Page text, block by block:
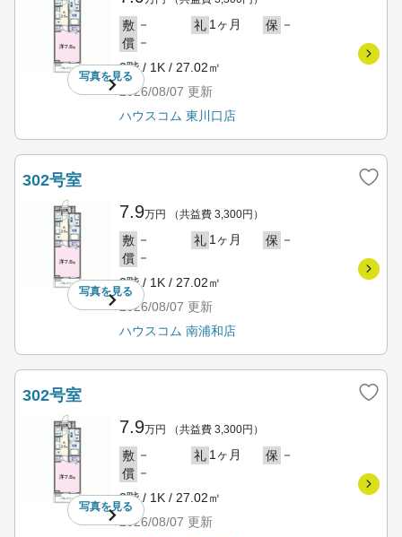
写真を見る
敷 － 礼 1ヶ月 保 －
償 －
3階 / 1K / 27.02㎡
2026/08/07 更新
ハウスコム 東川口店
302号室
写真を見る
7.9万円 （共益費 3,300円）
敷 － 礼 1ヶ月 保 －
償 －
3階 / 1K / 27.02㎡
2026/08/07 更新
ハウスコム 南浦和店
302号室
写真を見る
7.9万円 （共益費 3,300円）
敷 － 礼 1ヶ月 保 －
償 －
3階 / 1K / 27.02㎡
2026/08/07 更新